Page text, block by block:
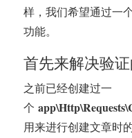
样，我们希望通过一
功能。
首先来解决验
之前已经创建过一
个
用来进行创建文章时